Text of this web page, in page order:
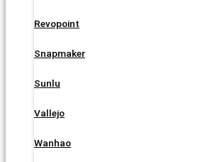
Revopoint
Snapmaker
Sunlu
Vallejo
Wanhao